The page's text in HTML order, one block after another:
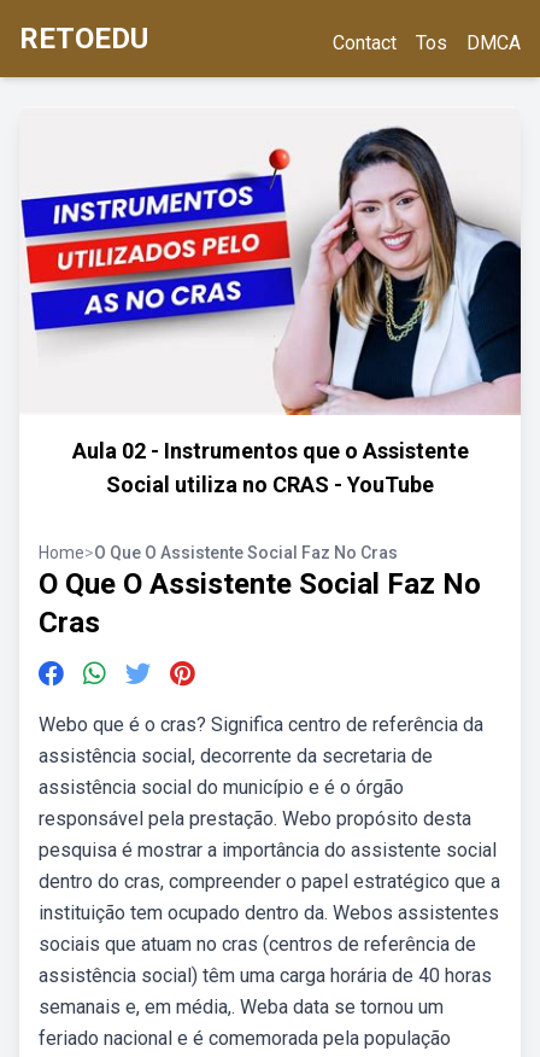
RETOEDU Contact Tos DMCA
Aula 02 - Instrumentos que o Assistente
Social utiliza no CRAS - YouTube
Home>O Que O Assistente Social Faz No Cras
O Que O Assistente Social Faz No
Cras
Webo que é o cras? Significa centro de referência da
assistência social, decorrente da secretaria de
assistência social do município e é o órgão
responsável pela prestação. Webo propósito desta
pesquisa é mostrar a importância do assistente social
dentro do cras, compreender o papel estratégico que a
instituição tem ocupado dentro da. Webos assistentes
sociais que atuam no cras (centros de referência de
assistência social) têm uma carga horária de 40 horas
semanais e, em média,. Weba data se tornou um
feriado nacional e é comemorada pela população